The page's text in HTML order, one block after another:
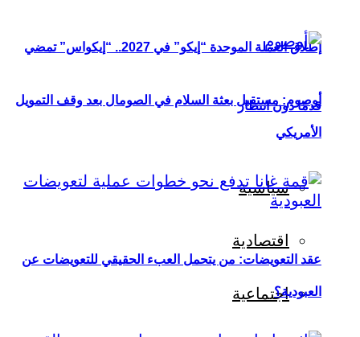
إطلاق العملة الموحدة “إيكو” في 2027.. “إيكواس” تمضي
قدمًا دون انتظار
سياسية
اقتصادية
اجتماعية
أوصوم: مستقبل بعثة السلام في الصومال بعد وقف التمويل
الأمريكي
عقد التعويضات: من يتحمل العبء الحقيقي للتعويضات عن
العبودية؟